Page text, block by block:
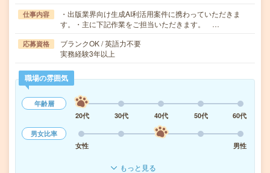
仕事内容
・出版業界向け生成AI利活用案件に携わっていただきま
す。・主に下記作業をご担当いただきます。 …
応募資格
ブランクOK / 英語力不要
実務経験3年以上
職場の雰囲気
年齢層
20代
30代 40代 50代
60代
男女比率
女性
男性
もっと見る